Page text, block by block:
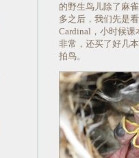
的野生鸟儿除了麻
多之后，我们先是
Cardinal，小时候
非常，还买了好几
拍鸟。